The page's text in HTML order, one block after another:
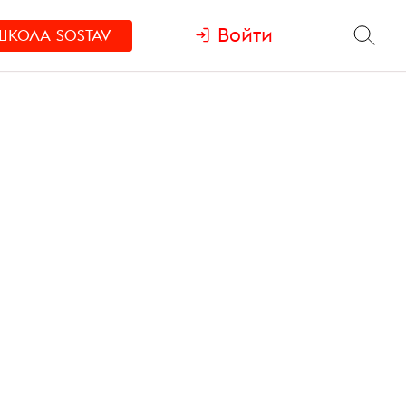
SOSTAV Войти